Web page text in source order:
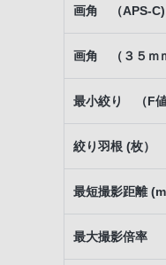
画角 （APS-C)
画角 （３５ｍ
最小絞り （F
絞り羽根 (枚）
最短撮影距離
最大撮影倍率